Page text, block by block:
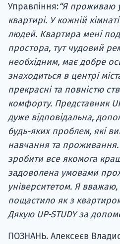
Управління:“Я проживаю
квартирі. У кожній
людей. Квартира мені
простора, тут чудовий
необхідним, має добре
знаходиться в центрі
прекрасні та повністю
комфорту. Представник
дуже відповідальна,
будь-яких проблем, які
навчання та
зробити все якомога
задоволена умовами
університетом. Я
пощастило як з
Дякую UP-STUDY за
ПОЗНАНЬ. Алексеєв